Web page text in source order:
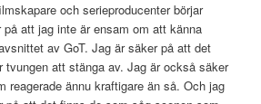
och serieproducenter börjar
att jag inte är ensam om att känna
av GoT. Jag är säker på att det
tvungen att stänga av. Jag är också säker
reagerade ännu kraftigare än så. Och jag